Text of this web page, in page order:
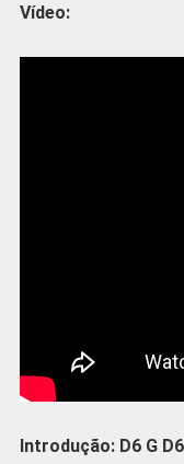
Vídeo:
Introdução: D6 G D6